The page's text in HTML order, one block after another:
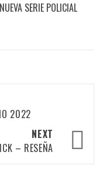
SERIE POLICIAL
2022
NEXT
– RESEÑA